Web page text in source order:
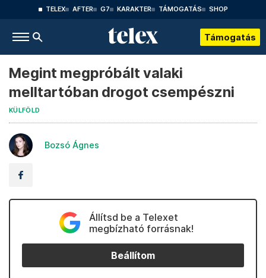
TELEX AFTER G7 KARAKTER TÁMOGATÁS SHOP
Támogatás
Megint megpróbált valaki
melltartóban drogot csempészni
KÜLFÖLD
Bozsó Ágnes
Állítsd be a Telexet
megbízható forrásnak!
Beállítom